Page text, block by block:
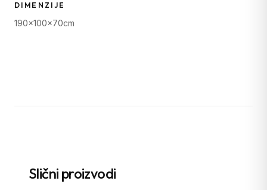
DIMENZIJE
190x100x70cm
Slični proizvodi